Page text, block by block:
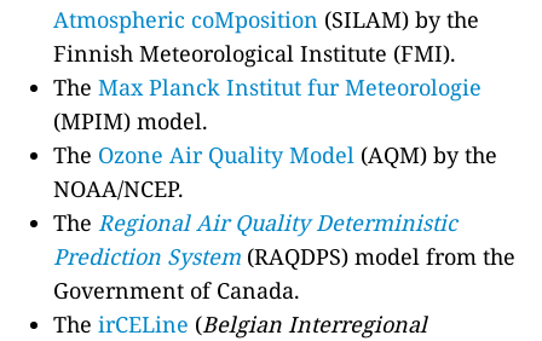
Atmospheric coMposition (SILAM) by the
Finnish Meteorological Institute (FMI).
TheMax Planck Institut fur Meteorologie
(MPIM) model.
The Ozone Air Quality Model (AQM) by the
NOAA/NCEP.
TheRegional Air Quality Deterministic
Prediction System (RAQDPS) model from the
Government of Canada.
TheirCELine (Belgian Interregional